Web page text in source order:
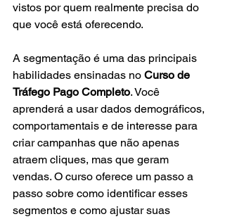
vistos por quem realmente precisa do
que você está oferecendo.
A segmentação é uma das principais
habilidades ensinadas no Curso de
Tráfego Pago Completo. Você
aprenderá a usar dados demográficos,
comportamentais e de interesse para
criar campanhas que não apenas
atraem cliques, mas que geram
vendas. O curso oferece um passo a
passo sobre como identificar esses
segmentos e como ajustar suas